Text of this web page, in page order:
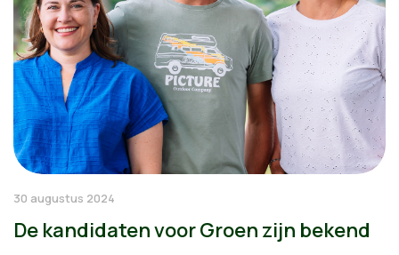
30 augustus 2024
De kandidaten voor Groen zijn bekend